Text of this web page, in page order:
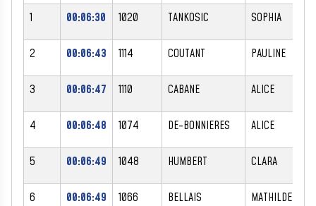
1
00:06:30 1020 TANKOSIC SOPHIA
2 00:06:43 1114 COUTANT PAULINE
3 00:06:47 1110 CABANE ALICE
4 00:06:48 1074 DE-BONNIERES ALICE
5 00:06:49 1048 HUMBERT CLARA
6 00:06:49 1066 BELLAIS MATHILDE